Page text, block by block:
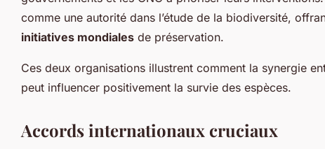
comme une autorité dans l’étude de la biodiversité,
initiatives mondiales de préservation.
Ces deux organisations illustrent comment la synergie
peut influencer positivement la survie des espèces.
Accords internationaux cruciaux